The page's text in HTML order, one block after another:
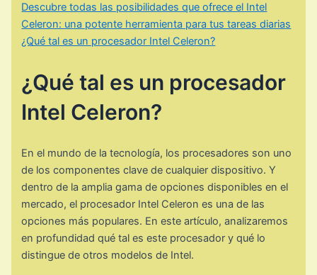
Descubre todas las posibilidades que ofrece el Intel
Celeron: una potente herramienta para tus tareas diarias
¿Qué tal es un procesador Intel Celeron?
¿Qué tal es un procesador
Intel Celeron?
En el mundo de la tecnología, los procesadores son uno
de los componentes clave de cualquier dispositivo. Y
dentro de la amplia gama de opciones disponibles en el
mercado, el procesador Intel Celeron es una de las
opciones más populares. En este artículo, analizaremos
en profundidad qué tal es este procesador y qué lo
distingue de otros modelos de Intel.